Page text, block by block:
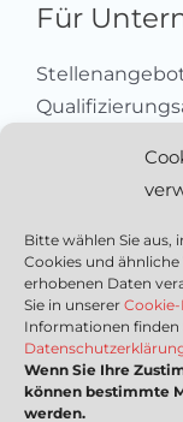
Bitte wählen Sie
Cookies und
erhobenen Daten
Sie in unserer
Informationen finden
Wenn Sie Ihre
können bestimmte
werden.
Für